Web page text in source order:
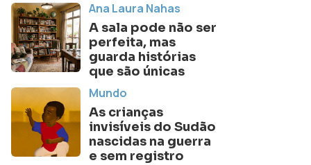
Ana Laura Nahas
A sala pode não ser
perfeita, mas
guarda histórias
que são únicas
Mundo
As crianças
invisíveis do Sudão
nascidas na guerra
e sem registro